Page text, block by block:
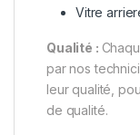
Vitre
Qualité :
par nos
leur qualité,
de qualité.